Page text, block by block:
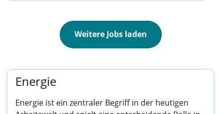
Weitere Jobs laden
Energie
Energie ist ein zentraler Begriff in der heutigen